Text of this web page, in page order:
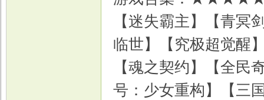
【迷失霸主】【青冥
临世】【究极超觉醒
【魂之契约】【全民
号：少女重构】【三